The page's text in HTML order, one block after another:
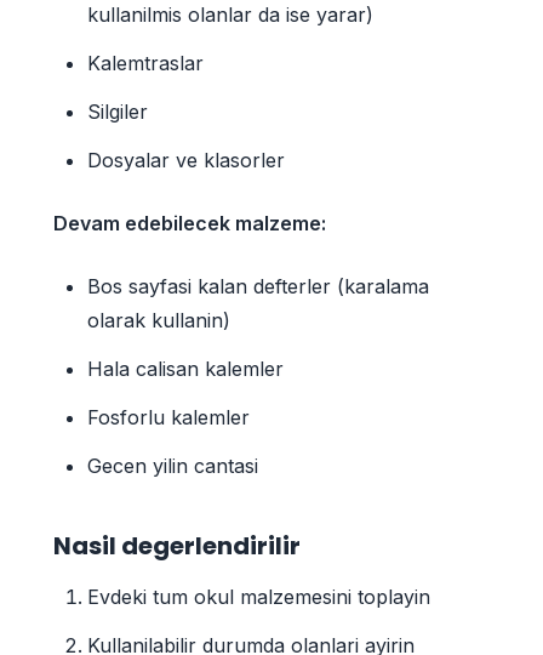
kullanilmis olanlar da ise yarar)
Kalemtraslar
Silgiler
Dosyalar ve klasorler
Devam edebilecek malzeme:
Bos sayfasi kalan defterler (karalama
olarak kullanin)
Hala calisan kalemler
Fosforlu kalemler
Gecen yilin cantasi
Nasil degerlendirilir
Evdeki tum okul malzemesini toplayin
Kullanilabilir durumda olanlari ayirin